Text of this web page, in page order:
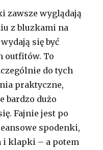
zawsze wyglądają
z bluzkami na
się być
outfitów. To
do tych
praktyczne,
bardzo dużo
Fajnie jest po
spodenki,
i klapki – a potem